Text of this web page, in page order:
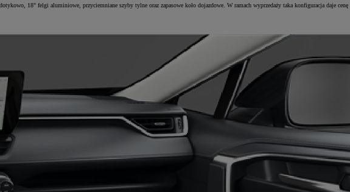
18" felgi aluminiowe, przyciemniane szyby tylne oraz zapasowe koło dojazdowe. W ramach wyprzedaży taka konfiguracja daje cenę